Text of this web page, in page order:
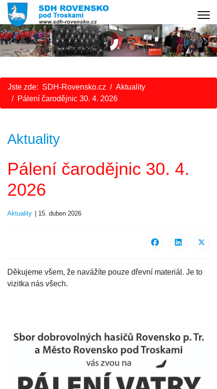
Jste zde: SDH-Rovensko.cz
Aktuality
Pálení čarodějnic 30. 4. 2026
Aktuality
Pálení čarodějnic 30. 4.
2026
Aktuality 15. duben 2026
Děkujeme všem, že navážíte pouze dřevní materiál. Je to
vizitka nás všech.